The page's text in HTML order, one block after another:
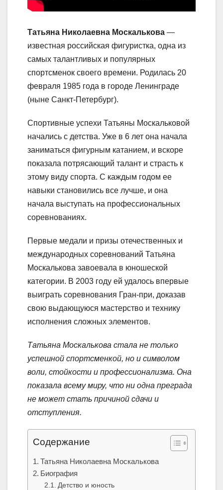
Татьяна Николаевна Москалькова —
известная российская фигуристка, одна из
самых талантливых и популярных
спортсменок своего времени. Родилась 20
февраля 1985 года в городе Ленинграде
(ныне Санкт-Петербург).
Спортивные успехи Татьяны Москальковой
начались с детства. Уже в 6 лет она начала
заниматься фигурным катанием, и вскоре
показала потрясающий талант и страсть к
этому виду спорта. С каждым годом ее
навыки становились все лучше, и она
начала выступать на профессиональных
соревнованиях.
Первые медали и призы отечественных и
международных соревнований Татьяна
Москалькова завоевала в юношеской
категории. В 2003 году ей удалось впервые
выиграть соревнования Гран-при, доказав
свою выдающуюся мастерство и технику
исполнения сложных элементов.
Татьяна Москалькова стала не только
успешной спортсменкой, но и символом
воли, стойкости и профессионализма. Она
показала всему миру, что ни одна преграда
не может стать причиной сдачи и
отступления.
Содержание
Татьяна Николаевна Москалькова
Биография
Детство и юность